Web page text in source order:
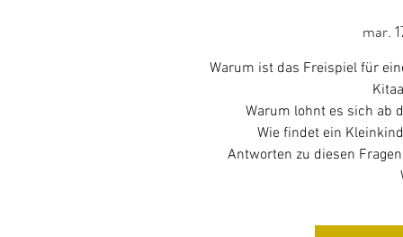
mar.
Warum ist das Freispiel für
Warum lohnt es sich ab
Wie findet ein
Antworten zu diesen